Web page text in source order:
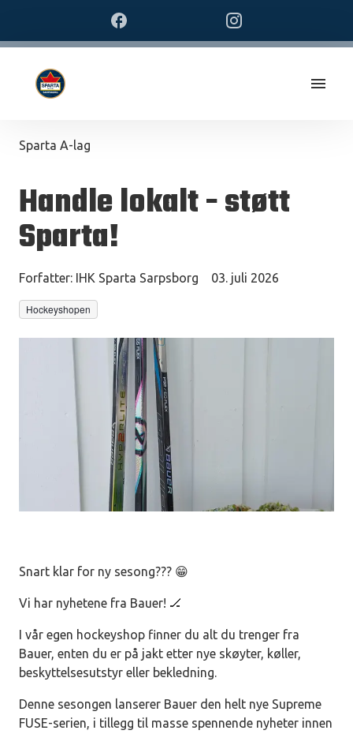
Sparta A-lag
Handle lokalt - støtt
Sparta!
Forfatter: IHK Sparta Sarpsborg 03. juli 2026
Hockeyshopen
Snart klar for ny sesong??? 😁
Vi har nyhetene fra Bauer! 🏒
I vår egen hockeyshop finner du alt du trenger fra
Bauer, enten du er på jakt etter nye skøyter, køller,
beskyttelsesutstyr eller bekledning.
Denne sesongen lanserer Bauer den helt nye Supreme
FUSE-serien, i tillegg til masse spennende nyheter innen